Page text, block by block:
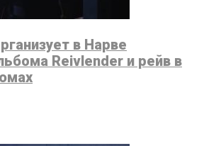
в Нарве
Reivlender и рейв в